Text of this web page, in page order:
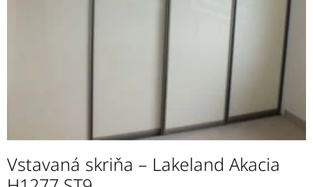
Vstavaná skriňa – Lakeland Akacia